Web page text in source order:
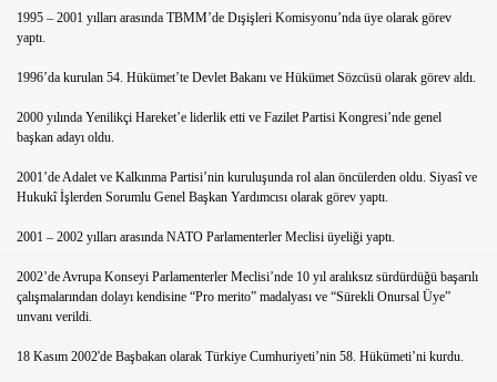
1995 – 2001 yılları arasında TBMM’de Dışişleri Komisyonu’nda üye olarak görev
yaptı.
1996’da kurulan 54. Hükümet’te Devlet Bakanı ve Hükümet Sözcüsü olarak görev aldı.
2000 yılında Yenilikçi Hareket’e liderlik etti ve Fazilet Partisi Kongresi’nde genel
başkan adayı oldu.
2001’de Adalet ve Kalkınma Partisi’nin kuruluşunda rol alan öncülerden oldu. Siyasî ve
Hukukî İşlerden Sorumlu Genel Başkan Yardımcısı olarak görev yaptı.
2001 – 2002 yılları arasında NATO Parlamenterler Meclisi üyeliği yaptı.
2002’de Avrupa Konseyi Parlamenterler Meclisi’nde 10 yıl aralıksız sürdürdüğü başarılı
çalışmalarından dolayı kendisine “Pro merito” madalyası ve “Sürekli Onursal Üye”
unvanı verildi.
18 Kasım 2002'de Başbakan olarak Türkiye Cumhuriyeti’nin 58. Hükümeti’ni kurdu.
Bıraktığı Ortaya Çıktı!